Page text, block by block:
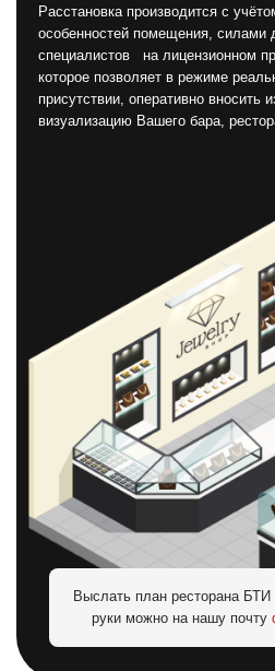
Расстановка производится с
особенностей помещения, силами
специалистов на лицензионном
которое позволяет в режиме
присутствии, оперативно вносить
визуализацию Вашего бара,
Выслать план ресторана БТИ
руки можно на нашу почту